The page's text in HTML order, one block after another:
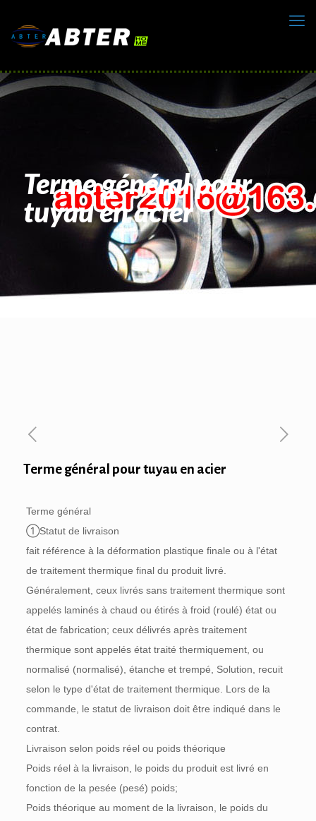
Terme général pour
tuyau en acier
Terme général pour tuyau en acier
Terme général
①Statut de livraison
fait référence à la déformation plastique finale ou à l'état
de traitement thermique final du produit livré.
Généralement, ceux livrés sans traitement thermique sont
appelés laminés à chaud ou étirés à froid (roulé) état ou
état de fabrication; ceux délivrés après traitement
thermique sont appelés état traité thermiquement, ou
normalisé (normalisé), étanche et trempé, Solution, recuit
selon le type d'état de traitement thermique. Lors de la
commande, le statut de livraison doit être indiqué dans le
contrat.
Livraison selon poids réel ou poids théorique
Poids réel à la livraison, le poids du produit est livré en
fonction de la pesée (pesé) poids;
Poids théorique au moment de la livraison, le poids du